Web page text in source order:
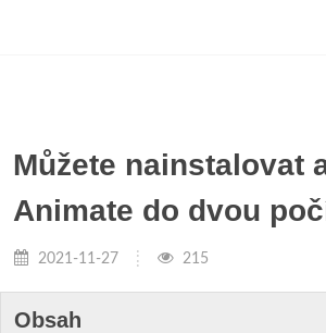
Můžete nainstalovat
Animate do dvou
2021-11-27 215
Obsah